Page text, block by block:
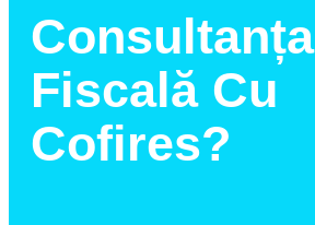
Consultanța
Fiscală Cu
Cofires?